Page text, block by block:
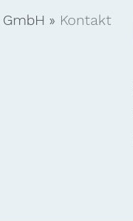
» Kontakt